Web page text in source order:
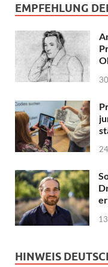
EMPFEHLUNG
HINWEIS